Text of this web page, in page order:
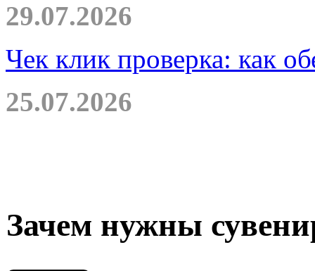
29.07.2026
Чек клик проверка: как
25.07.2026
Зачем нужны